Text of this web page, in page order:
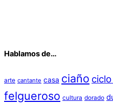
Hablamos de…
arte cantante casa ciaño
felgueroso cultura dorado